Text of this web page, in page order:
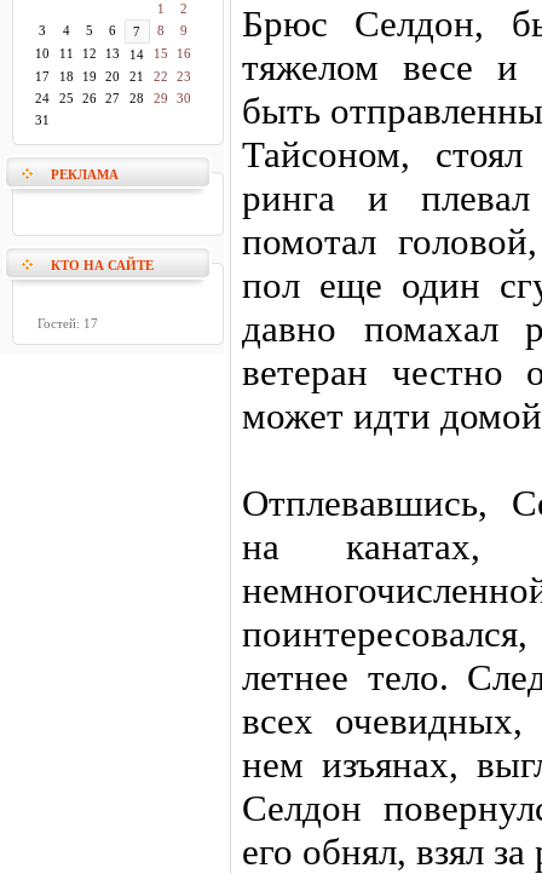
1
2
3
4 5 6 7 8
9
10
11 12 13 14 15
16
17
18 19 20 21 22
23
24
25 26 27 28 29
30
31
РЕКЛАМА
КТО НА САЙТЕ
Гостей: 17
Брюс Селдон,
тяжелом весе и
быть
Тайсоном,
ринга и
помотал
пол еще один
давно помахал
ветеран честно
может идти
Отплевавшись,
на канатах,
летнее тело.
всех
нем изъянах,
Селдон
его обнял, взял